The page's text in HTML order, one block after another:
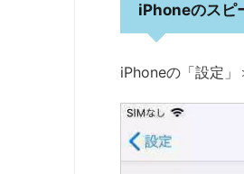
iPhoneのスピ
iPhoneの「設定」